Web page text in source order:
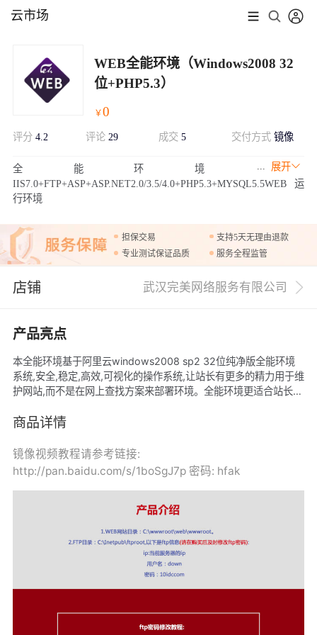
云市场
WEB全能环境（Windows2008 32
位+PHP5.3）
￥0
评分 4.2 评论 29 成交 5 交付方式镜像
展开
全能环境
IIS7.0+FTP+ASP+ASP.NET2.0/3.5/4.0+PHP5.3+MYSQL5.5WEB运
行环境
担保交易
支持5天无理由退款
专业测试保证品质
服务全程监管
店铺 武汉完美网络服务有限公司
产品亮点
本全能环境基于阿里云windows2008 sp2 32位纯净版全能环境
系统,安全,稳定,高效,可视化的操作系统,让站长有更多的精力用于维
护网站,而不是在网上查找方案来部署环境。全能环境更适合站长使
商品详情
镜像视频教程请参考链接:
http://pan.baidu.com/s/1boSgJ7p 密码: hfak